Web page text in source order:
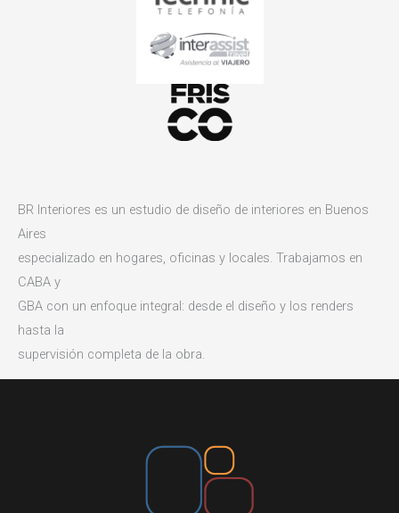
BR Interiores es un estudio de diseño de interiores en Buenos
Aires
especializado en hogares, oficinas y locales. Trabajamos en
CABA y
GBA con un enfoque integral: desde el diseño y los renders
hasta la
supervisión completa de la obra.